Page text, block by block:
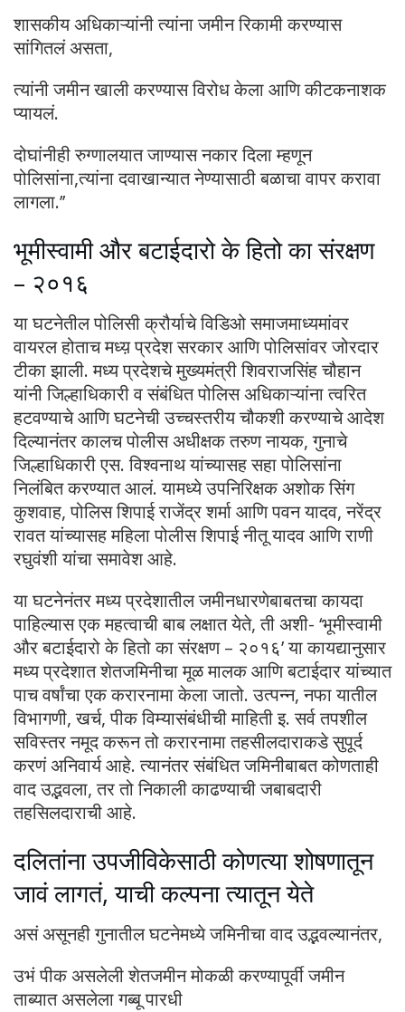
शासकीय अधिकाऱ्यांनी त्यांना जमीन रिकामी करण्यास
सांगितलं असता,
त्यांनी जमीन खाली करण्यास विरोध केला आणि कीटकनाशक
प्यायलं.
दोघांनीही रुग्णालयात जाण्यास नकार दिला म्हणून
पोलिसांना,त्यांना दवाखान्यात नेण्यासाठी बळाचा वापर करावा
लागला.’’
भूमीस्वामी और बटाईदारो के हितो का संरक्षण
– २०१६
या घटनेतील पोलिसी क्रौर्याचे विडिओ समाजमाध्यमांवर
वायरल होताच मध्य़ प्रदेश सरकार आणि पोलिसांवर जोरदार
टीका झाली. मध्य प्रदेशचे मुख्यमंत्री शिवराजसिंह चौहान
यांनी जिल्हाधिकारी व संबंधित पोलिस अधिकाऱ्यांना त्वरित
हटवण्याचे आणि घटनेची उच्चस्तरीय चौकशी करण्याचे आदेश
दिल्यानंतर कालच पोलीस अधीक्षक तरुण नायक, गुनाचे
जिल्हाधिकारी एस. विश्वनाथ यांच्यासह सहा पोलिसांना
निलंबित करण्यात आलं. यामध्ये उपनिरिक्षक अशोक सिंग
कुशवाह, पोलिस शिपाई राजेंद्र शर्मा आणि पवन यादव, नरेंद्र
रावत यांच्यासह महिला पोलीस शिपाई नीतू यादव आणि राणी
रघुवंशी यांचा समावेश आहे.
या घटनेनंतर मध्य प्रदेशातील जमीनधारणेबाबतचा कायदा
पाहिल्यास एक महत्वाची बाब लक्षात येते, ती अशी- ‘भूमीस्वामी
और बटाईदारो के हितो का संरक्षण – २०१६’ या कायद्यानुसार
मध्य प्रदेशात शेतजमिनीचा मूळ मालक आणि बटाईदार यांच्यात
पाच वर्षांचा एक करारनामा केला जातो. उत्पन्न, नफा यातील
विभागणी, खर्च, पीक विम्यासंबंधीची माहिती इ. सर्व तपशील
सविस्तर नमूद करून तो करारनामा तहसीलदाराकडे सुपूर्द
करणं अनिवार्य आहे. त्यानंतर संबंधित जमिनीबाबत कोणताही
वाद उद्भवला, तर तो निकाली काढण्याची जबाबदारी
तहसिलदाराची आहे.
दलितांना उपजीविकेसाठी कोणत्या शोषणातून
जावं लागतं, याची कल्पना त्यातून येते
असं असूनही गुनातील घटनेमध्ये जमिनीचा वाद उद्भवल्यानंतर,
उभं पीक असलेली शेतजमीन मोकळी करण्यापूर्वी जमीन
ताब्यात असलेला गब्बू पारधी